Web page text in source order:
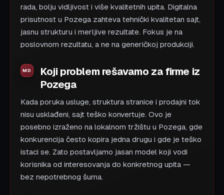
rada, bolju vidljivost i više kvalitetnih upita. Digitalna
prisutnost u Pozega zahteva tehnički kvalitetan sajt,
jasnu strukturu i merljive rezultate. Fokus je na
poslovnom rezultatu, a ne na generičkoj produkciji.
Koji problem rešavamo za firme iz
Pozega
Kada poruka usluge, struktura stranice i prodajni tok
nisu usklađeni, sajt teško konvertuje. Ovo je
posebno izraženo na lokalnom tržištu u Pozega, gde
konkurencija često kopira jedna drugu i gde je teško
istaci se. Zato postavljamo jasan model koji vodi
korisnika od interesovanja do konkretnog upita —
bez nepotrebnog šuma.